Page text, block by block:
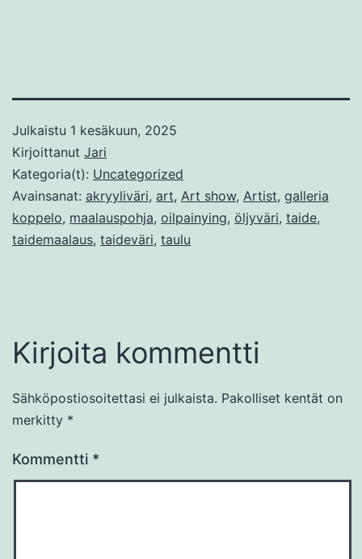
Julkaistu 1 kesäkuun, 2025
Kirjoittanut Jari
Kategoria(t): Uncategorized
Avainsanat: akryyliväri, art, Art show, Artist, galleria
koppelo, maalauspohja, oilpainying, öljyväri, taide,
taidemaalaus, taideväri, taulu
Kirjoita kommentti
Sähköpostiosoitettasi ei julkaista. Pakolliset kentät on
merkitty *
Kommentti *